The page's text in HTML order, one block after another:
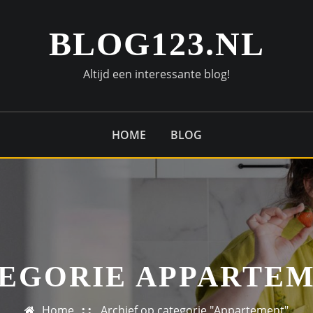
BLOG123.NL
Altijd een interessante blog!
HOME BLOG